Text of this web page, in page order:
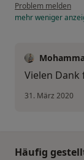
Problem melden
mehrweniger
Vielen
31. März 2020
Häufig